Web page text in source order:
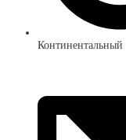
Континентальный